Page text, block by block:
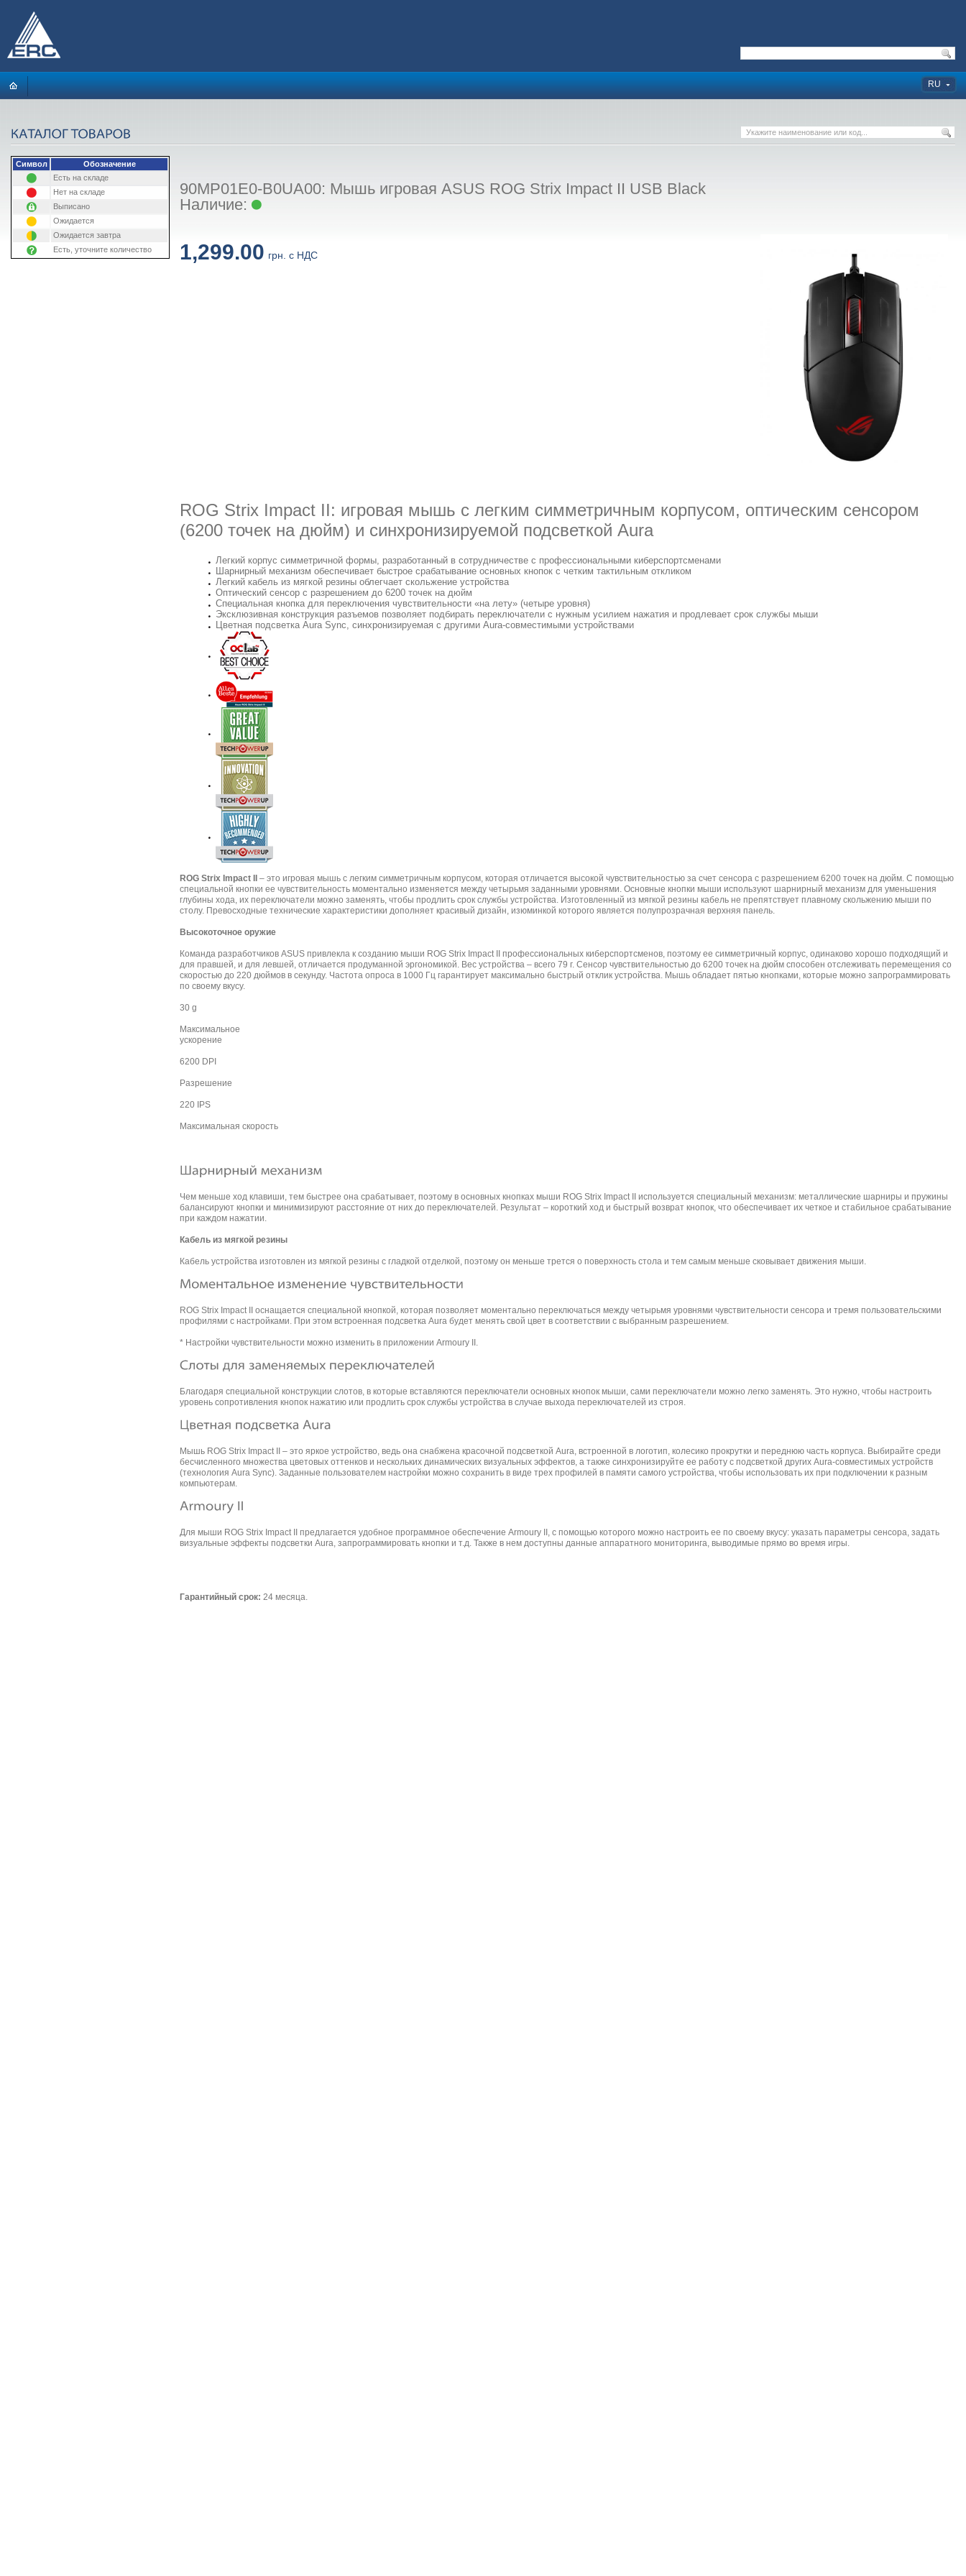
RU
Символ
Обозначение
Есть на складе
Нет на складе
Выписано
Ожидается
Ожидается завтра
Есть, уточните количество
90MP01E0-B0UA00: Мышь игровая ASUS ROG Strix Impact II USB Black
Наличие:
1,299.00 грн. с НДС
ROG Strix Impact II: игровая мышь с легким симметричным корпусом, оптическим сенсором
(6200 точек на дюйм) и синхронизируемой подсветкой Aura
Легкий корпус симметричной формы, разработанный в сотрудничестве с профессиональными киберспортсменами
Шарнирный механизм обеспечивает быстрое срабатывание основных кнопок с четким тактильным откликом
Легкий кабель из мягкой резины облегчает скольжение устройства
Оптический сенсор с разрешением до 6200 точек на дюйм
Специальная кнопка для переключения чувствительности «на лету» (четыре уровня)
Эксклюзивная конструкция разъемов позволяет подбирать переключатели с нужным усилием нажатия и продлевает срок службы мыши
Цветная подсветка Aura Sync, синхронизируемая с другими Aura-совместимыми устройствами
ROG Strix Impact II – это игровая мышь с легким симметричным корпусом, которая отличается высокой чувствительностью за счет сенсора с разрешением 6200 точек на дюйм. С помощью
специальной кнопки ее чувствительность моментально изменяется между четырьмя заданными уровнями. Основные кнопки мыши используют шарнирный механизм для уменьшения
глубины хода, их переключатели можно заменять, чтобы продлить срок службы устройства. Изготовленный из мягкой резины кабель не препятствует плавному скольжению мыши по
столу. Превосходные технические характеристики дополняет красивый дизайн, изюминкой которого является полупрозрачная верхняя панель.
Высокоточное оружие
Команда разработчиков ASUS привлекла к созданию мыши ROG Strix Impact II профессиональных киберспортсменов, поэтому ее симметричный корпус, одинаково хорошо подходящий и
для правшей, и для левшей, отличается продуманной эргономикой. Вес устройства – всего 79 г. Сенсор чувствительностью до 6200 точек на дюйм способен отслеживать перемещения со
скоростью до 220 дюймов в секунду. Частота опроса в 1000 Гц гарантирует максимально быстрый отклик устройства. Мышь обладает пятью кнопками, которые можно запрограммировать
по своему вкусу.
30 g
Максимальное
ускорение
6200 DPI
Разрешение
220 IPS
Максимальная скорость
Чем меньше ход клавиши, тем быстрее она срабатывает, поэтому в основных кнопках мыши ROG Strix Impact II используется специальный механизм: металлические шарниры и пружины
балансируют кнопки и минимизируют расстояние от них до переключателей. Результат – короткий ход и быстрый возврат кнопок, что обеспечивает их четкое и стабильное срабатывание
при каждом нажатии.
Кабель из мягкой резины
Кабель устройства изготовлен из мягкой резины с гладкой отделкой, поэтому он меньше трется о поверхность стола и тем самым меньше сковывает движения мыши.
ROG Strix Impact II оснащается специальной кнопкой, которая позволяет моментально переключаться между четырьмя уровнями чувствительности сенсора и тремя пользовательскими
профилями с настройками. При этом встроенная подсветка Aura будет менять свой цвет в соответствии с выбранным разрешением.
* Настройки чувствительности можно изменить в приложении Armoury II.
Благодаря специальной конструкции слотов, в которые вставляются переключатели основных кнопок мыши, сами переключатели можно легко заменять. Это нужно, чтобы настроить
уровень сопротивления кнопок нажатию или продлить срок службы устройства в случае выхода переключателей из строя.
Мышь ROG Strix Impact II – это яркое устройство, ведь она снабжена красочной подсветкой Aura, встроенной в логотип, колесико прокрутки и переднюю часть корпуса. Выбирайте среди
бесчисленного множества цветовых оттенков и нескольких динамических визуальных эффектов, а также синхронизируйте ее работу с подсветкой других Aura-совместимых устройств
(технология Aura Sync). Заданные пользователем настройки можно сохранить в виде трех профилей в памяти самого устройства, чтобы использовать их при подключении к разным
компьютерам.
Для мыши ROG Strix Impact II предлагается удобное программное обеспечение Armoury II, с помощью которого можно настроить ее по своему вкусу: указать параметры сенсора, задать
визуальные эффекты подсветки Aura, запрограммировать кнопки и т.д. Также в нем доступны данные аппаратного мониторинга, выводимые прямо во время игры.
Гарантийный срок: 24 месяца.